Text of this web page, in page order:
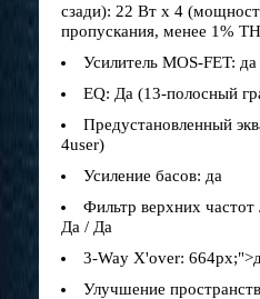
сзади): 22 Вт x 4
пропускания, менее 1%
Усилитель MOS-FET: да
EQ: Да (13-полосный
Предустановленный
4user)
Усиление басов: да
Фильтр верхних
Да / Да
3-Way X'over:
Улучшение